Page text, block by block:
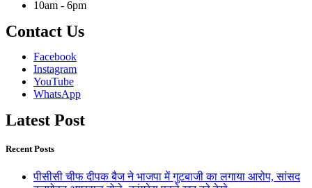
10am - 6pm
Contact Us
Facebook
Instagram
YouTube
WhatsApp
Latest Post
Recent Posts
पीसीसी चीफ दीपक बैज ने भाजपा में गुटबाजी का लगाया आरोप, सांसद